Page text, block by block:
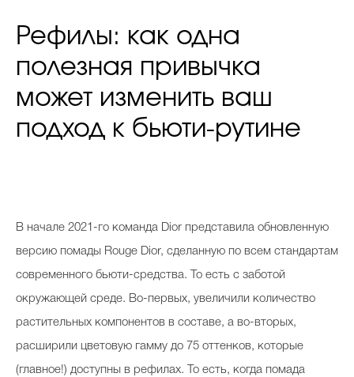
Рефилы: как одна
полезная привычка
может изменить ваш
подход к бьюти-рутине
В начале 2021-го команда Dior представила обновленную
версию помады Rouge Dior, сделанную по всем стандартам
современного бьюти-средства. То есть с заботой
окружающей среде. Во-первых, увеличили количество
растительных компонентов в составе, а во-вторых,
расширили цветовую гамму до 75 оттенков, которые
(главное!) доступны в рефилах. То есть, когда помада